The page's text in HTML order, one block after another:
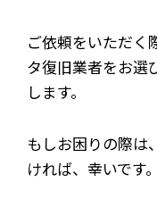
ご依頼をいただく
タ復旧業者をお選
します。
もしお困りの際は
ければ、幸いです。